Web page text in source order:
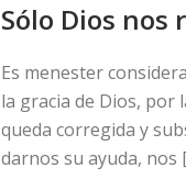
Sólo Dios nos
Es menester
la gracia de Dios,
queda corregida y
darnos su ayuda, nos